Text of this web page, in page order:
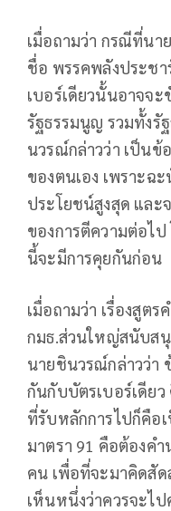
เมื่อถามว่า กรณีที่น
ชื่อ พรรคพลังประชา
เบอร์เดียวนั้นอาจจ
รัฐธรรมนูญ รวมทั้งรั
นวรณ์กล่าวว่า เป็นข้
ของตนเอง เพราะฉ
ประโยชน์สูงสุด และ
ของการตีความต่อไ
นี้จะมีการคุยกันก่อน
เมื่อถามว่า เรื่องสูต
กมธ.ส่วนใหญ่สนับส
นายชินวรณ์กล่าวว่า
กันกับบัตรเบอร์เดีย
ที่รับหลักการไปก็คือ
มาตรา 91 คือต้องค
คน เพื่อที่จะมาคิดสั
เห็นหนึ่งว่าควรจะไ